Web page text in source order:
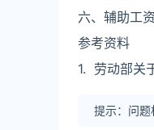
六、辅助工
参考资料
1. 劳动部关
提示：问题